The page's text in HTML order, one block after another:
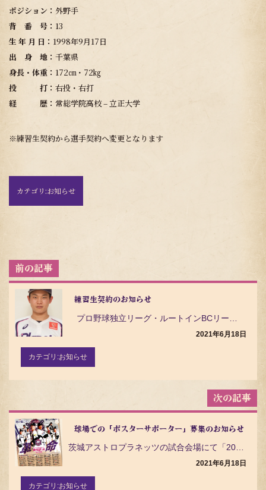
ポジション： 外野手
背 番 号： 13
生 年 月 日： 1998年9月17日
出 身 地： 千葉県
身長・体重： 172㎝・72㎏
投 打： 右投・右打
経 歴： 常総学院高校 – 立正大学
※練習生契約から選手契約へ変更となります
カテゴリ:お知らせ
投
稿
ー
シ
練習生契約のお知らせ
2021年6月18日
カテゴリ:お知らせ
球場での「ポスターサポーター」募集のお知らせ
2021年6月18日
カテゴリ:お知らせ